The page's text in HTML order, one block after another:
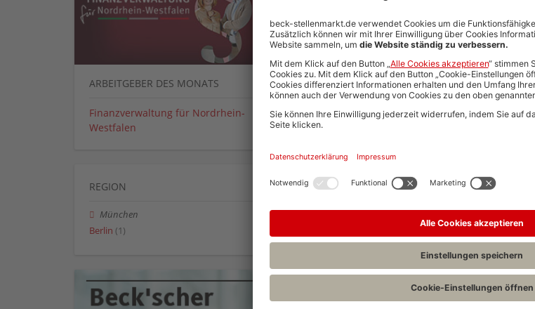
ARBEITGEBER DES MONATS
Finanzverwaltung für Nordrhein-
Westfalen
REGION
München
Berlin (1)